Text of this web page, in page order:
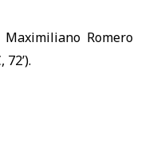
Maximiliano Romero